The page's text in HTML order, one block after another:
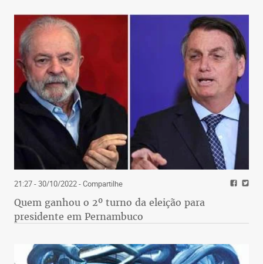
21:27 - 30/10/2022- Compartilhe
Quem ganhou o 2º turno da eleição para
presidente em Pernambuco